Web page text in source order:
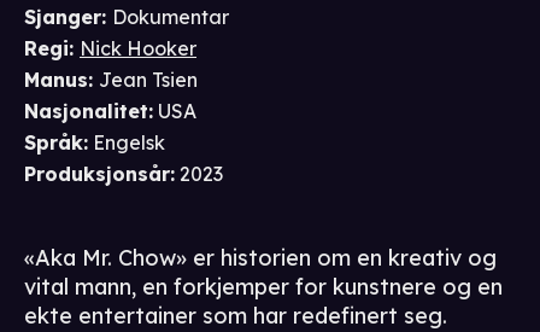
Sjanger: Dokumentar
Regi: Nick Hooker
Manus: Jean Tsien
Nasjonalitet: USA
Språk: Engelsk
Produksjonsår: 2023
«Aka Mr. Chow» er historien om en kreativ og
vital mann, en forkjemper for kunstnere og en
ekte entertainer som har redefinert seg.